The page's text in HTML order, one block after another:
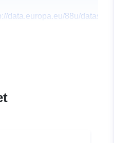
data.europa.eu/88u/dataset/